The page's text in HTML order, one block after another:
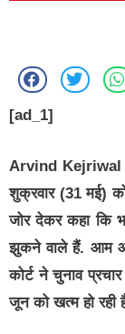
[ad_1]
Arvind Kejriwal
शुक्रवार (31 मई)
जोर देकर कहा कि
झुकने वाले हैं. आम
कोर्ट ने चुनाव
जून को खत्म हो रही